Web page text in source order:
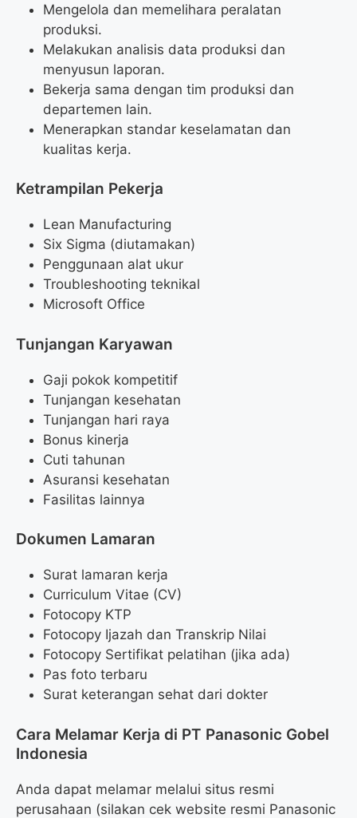
Mengelola dan memelihara peralatan
produksi.
Melakukan analisis data produksi dan
menyusun laporan.
Bekerja sama dengan tim produksi dan
departemen lain.
Menerapkan standar keselamatan dan
kualitas kerja.
Ketrampilan Pekerja
Lean Manufacturing
Six Sigma (diutamakan)
Penggunaan alat ukur
Troubleshooting teknikal
Microsoft Office
Tunjangan Karyawan
Gaji pokok kompetitif
Tunjangan kesehatan
Tunjangan hari raya
Bonus kinerja
Cuti tahunan
Asuransi kesehatan
Fasilitas lainnya
Dokumen Lamaran
Surat lamaran kerja
Curriculum Vitae (CV)
Fotocopy KTP
Fotocopy Ijazah dan Transkrip Nilai
Fotocopy Sertifikat pelatihan (jika ada)
Pas foto terbaru
Surat keterangan sehat dari dokter
Cara Melamar Kerja di PT Panasonic Gobel
Indonesia
Anda dapat melamar melalui situs resmi
perusahaan (silakan cek website resmi Panasonic